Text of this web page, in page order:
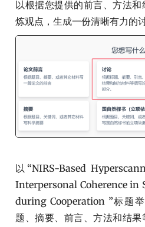
以根据您提供的前言、方法
炼观点，生成一份清晰有力的讨
以“NIRS-Based
Interpersonal Coherence in
during Cooperation ”标题
题、摘要、前言、方法和结